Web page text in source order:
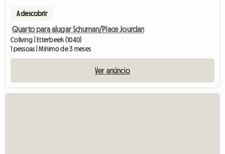
A descobrir
Quarto para alugar Schuman/Place Jourdan
Coliving | Etterbeek (1040)
1 pessoas | Mínimo de 3 meses
Ver anúncio